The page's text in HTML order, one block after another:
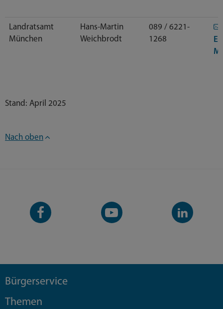
Landratsamt
München
Hans-Martin
Weichbrodt
089 / 6221-
1268
E-
Stand: April 2025
Nach oben
Facebook-
Seite
YouTube-
Kanal
LinkedIn-
Kanal
Bürgerservice
Themen